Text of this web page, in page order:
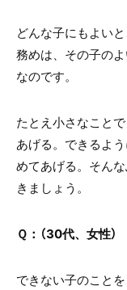
どんな子にもよい
務めは、その子の
なのです。
たとえ小さなこと
あげる。できるよ
めてあげる。そん
きましょう。
Ｑ：（30代、女性）
できない子のこと